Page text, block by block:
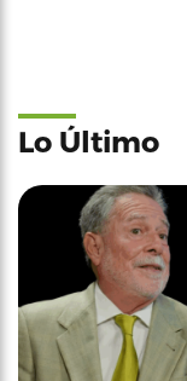
Lo Último